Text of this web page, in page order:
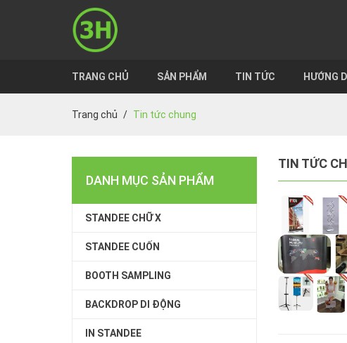
TRANG CHỦ SẢN PHẨM TIN TỨC HƯỚNG
Trang chủ Tin tức chung
TIN TỨC
DANH MỤC SẢN PHẨM
STANDEE CHỮ X
STANDEE CUỐN
BOOTH SAMPLING
BACKDROP DI ĐỘNG
IN STANDEE